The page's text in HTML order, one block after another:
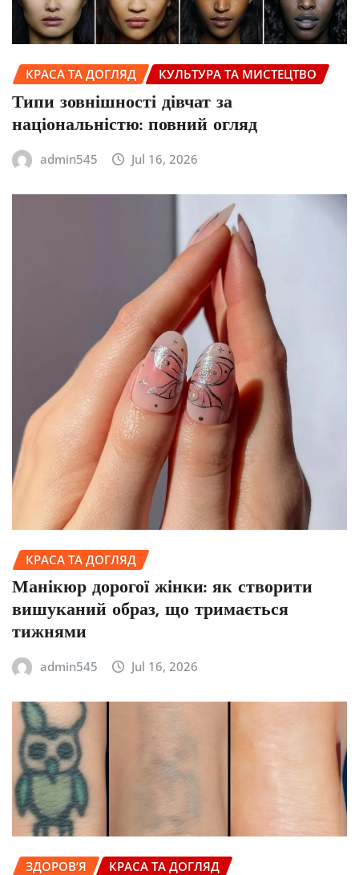
КРАСА ТА ДОГЛЯД КУЛЬТУРА ТА МИСТЕЦТВО
Типи зовнішності дівчат за
національністю: повний огляд
admin545 Jul 16, 2026
КРАСА ТА ДОГЛЯД
Манікюр дорогої жінки: як створити
вишуканий образ, що тримається
тижнями
admin545 Jul 16, 2026
ЗДОРОВ’Я КРАСА ТА ДОГЛЯД